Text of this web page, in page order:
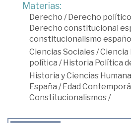
Materias:
Derecho / Derecho
Derecho constitucional
constitucionalismo español
Ciencias Sociales/Ciencia
política / Historia Política
Historia y Ciencias
España / Edad
Constitucionalismos/